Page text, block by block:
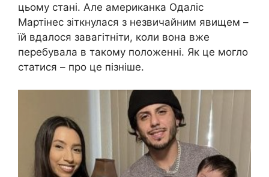
цьому стані. Але американка Одаліс
Мартінес зіткнулася з незвичайним явищем –
їй вдалося завагітніти, коли вона вже
перебувала в такому положенні. Як це могло
статися – про це пізніше.